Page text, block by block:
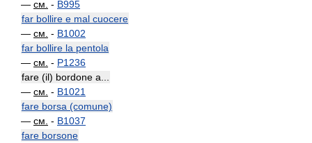
— см. - B995
far bollire e mal cuocere
— см. - B1002
far bollire la pentola
— см. - P1236
fare (il) bordone a...
— см. - B1021
fare borsa (comune)
— см. - B1037
fare borsone